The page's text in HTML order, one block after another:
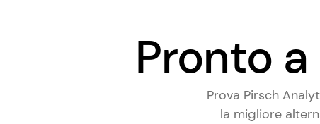
Pronto
Prova Pirsch
la migliore